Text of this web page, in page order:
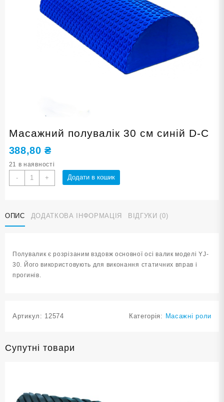
Масажний полувалік 30 см синій D-С
388,80₴
21 в наявності
-
Масажний
полувалік
синій
D-
+ Додати в кошик
ОПИС ДОДАТКОВА ІНФОРМАЦІЯ ВІДГУКИ (0)
Полувалик є розрізаним вздовж основної осі валик моделі YJ-
30. Його використовують для виконання статичних вправ і
прогинів.
Артикул: 12574 Категорія: Масажні роли
Супутні товари